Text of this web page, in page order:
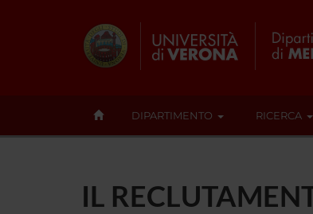
DIPARTIMENTO RICERCA
IL